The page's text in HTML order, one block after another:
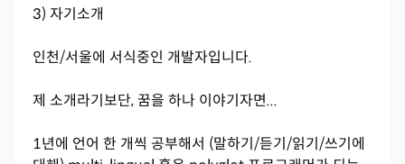
3) 자기소개
인천/서울에 서식중인 개발자입니다.
제 소개라기보단, 꿈을 하나 이야기자면...
1년에 언어 한 개씩 공부해서 (말하기/듣기/읽기/쓰기에